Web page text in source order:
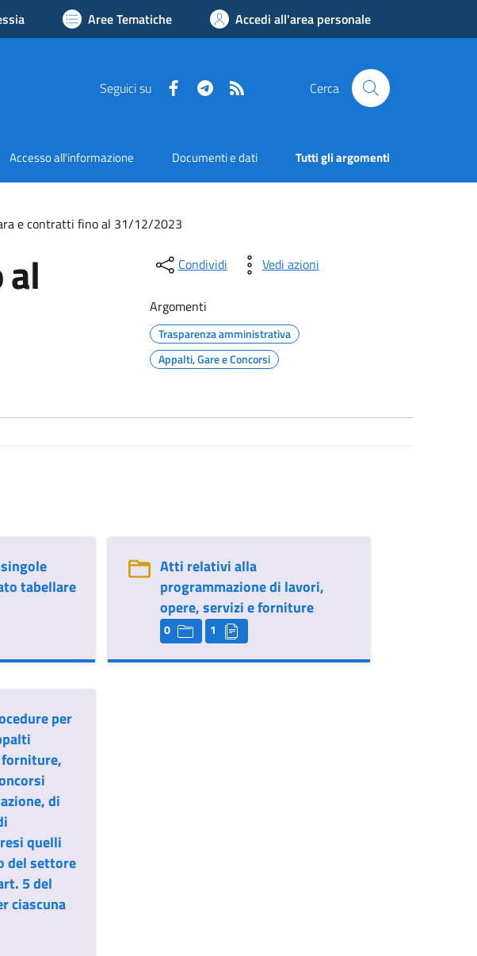
Aree Tematiche Accedi all'area personale
Seguici su FacebookTelegram Cerca
Accesso all'informazione Documenti e dati Tutti gli argomenti
e contratti fino al 31/12/2023
Condividi Vedi azioni
Argomenti
Trasparenza amministrativa
Appalti, Gare e Concorsi
tabellare
Atti relativi alla
programmazione di lavori,
opere, servizi e forniture
0 1
per
di
quelli
del settore
5 del
ciascuna